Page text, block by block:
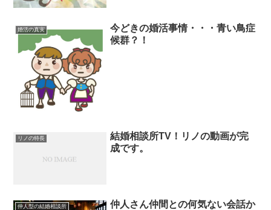
婚活の真実
今どきの婚活事情・・・青い鳥症
候群？！
リノの特長
結婚相談所TV！リノの動画が完
成です。
仲人型の結婚相談所
仲人さん仲間との何気ない会話か